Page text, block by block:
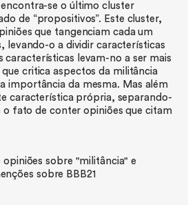
se o último cluster
de “propositivos”. Este cluster,
que tangenciam cada um
levando-o a dividir características
características levam-no a ser mais
que critica aspectos da militância
importância da mesma. Mas além
característica própria, separando-
o fato de conter opiniões que citam
sobre "militância" e
sobre BBB21